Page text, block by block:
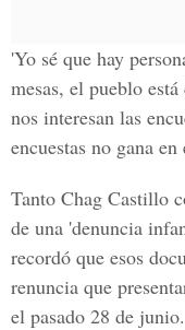
'Yo sé que hay
mesas, el pueblo
nos interesan las
encuestas no gana
Tanto Chag Castillo
de una 'denuncia
recordó que esos
renuncia que
el pasado 28 de junio.